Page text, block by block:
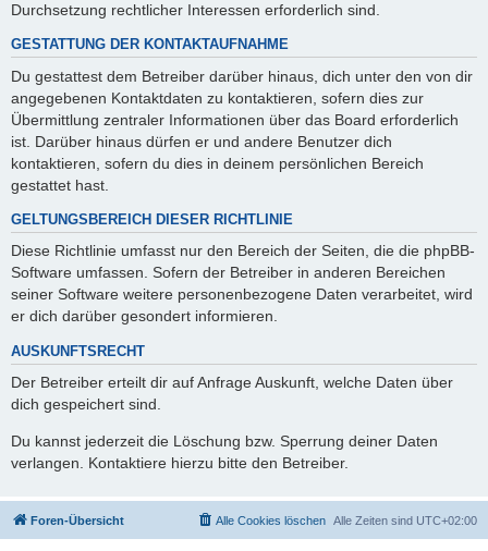
Durchsetzung rechtlicher Interessen erforderlich sind.
GESTATTUNG DER KONTAKTAUFNAHME
Du gestattest dem Betreiber darüber hinaus, dich unter den von dir
angegebenen Kontaktdaten zu kontaktieren, sofern dies zur
Übermittlung zentraler Informationen über das Board erforderlich
ist. Darüber hinaus dürfen er und andere Benutzer dich
kontaktieren, sofern du dies in deinem persönlichen Bereich
gestattet hast.
GELTUNGSBEREICH DIESER RICHTLINIE
Diese Richtlinie umfasst nur den Bereich der Seiten, die die phpBB-
Software umfassen. Sofern der Betreiber in anderen Bereichen
seiner Software weitere personenbezogene Daten verarbeitet, wird
er dich darüber gesondert informieren.
AUSKUNFTSRECHT
Der Betreiber erteilt dir auf Anfrage Auskunft, welche Daten über
dich gespeichert sind.
Du kannst jederzeit die Löschung bzw. Sperrung deiner Daten
verlangen. Kontaktiere hierzu bitte den Betreiber.
Foren-Übersicht Alle Zeiten sind UTC+02:00
Alle Cookies löschen